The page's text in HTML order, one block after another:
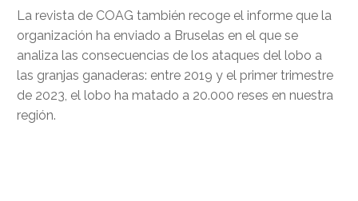
La revista de COAG también recoge el informe que la
organización ha enviado a Bruselas en el que se
analiza las consecuencias de los ataques del lobo a
las granjas ganaderas: entre 2019 y el primer trimestre
de 2023, el lobo ha matado a 20.000 reses en nuestra
región.